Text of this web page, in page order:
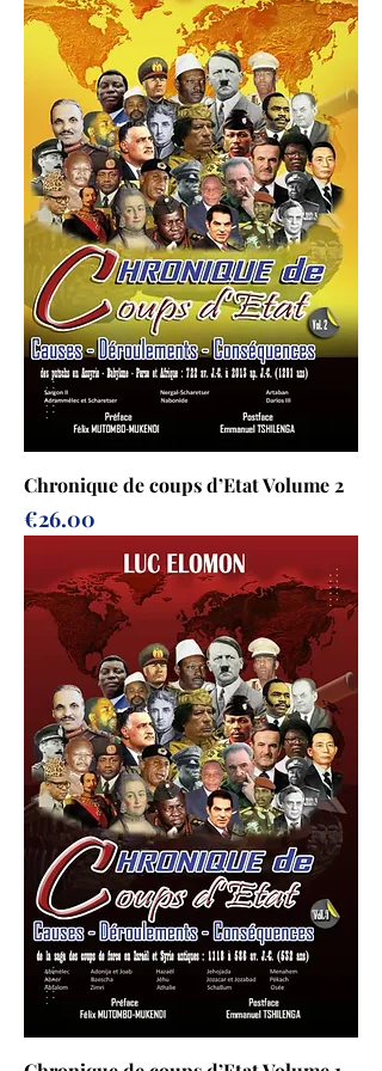
Chronique de coups d’Etat Volume 2
Prix
€26.00